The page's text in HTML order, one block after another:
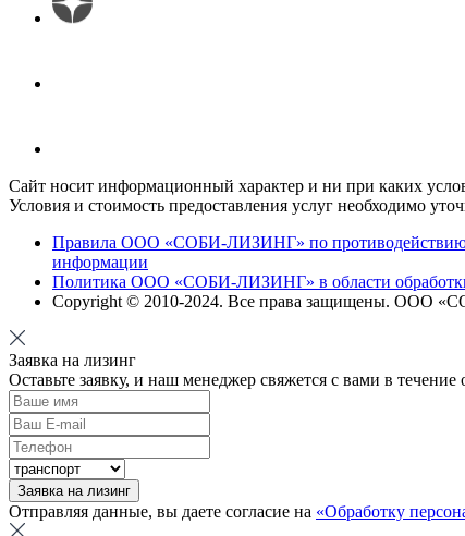
Сайт носит информационный характер и ни при каких
Условия и стоимость предоставления услуг необходимо
Правила ООО «СОБИ-ЛИЗИНГ» по противодействию
информации
Политика ООО «СОБИ-ЛИЗИНГ» в области
Copyright © 2010-2024. Все права защищены. ООО
Заявка на лизинг
Оставьте заявку, и наш менеджер свяжется с вами в течение
Заявка на лизинг
Отправляя данные, вы даете согласие на «Обработку